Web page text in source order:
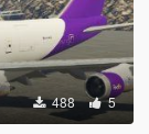
488 5